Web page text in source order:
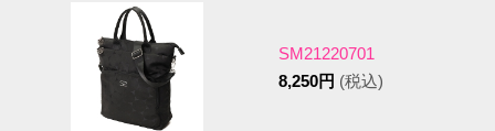
SM21220701
8,250円 (税込)